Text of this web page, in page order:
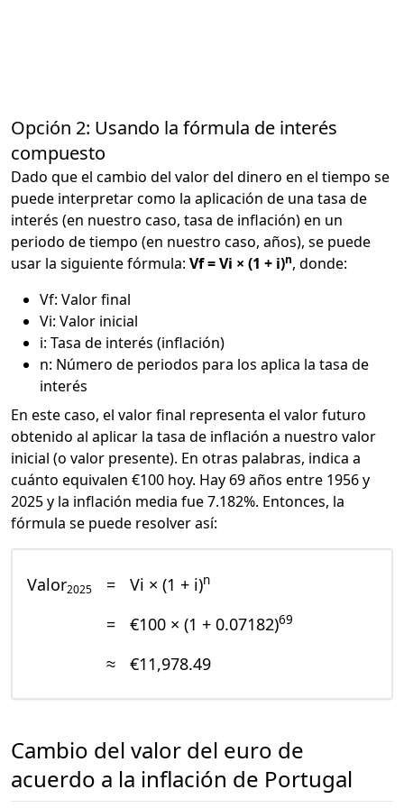
Opción 2: Usando la fórmula de interés
compuesto
Dado que el cambio del valor del dinero en el tiempo se
puede interpretar como la aplicación de una tasa de
interés (en nuestro caso, tasa de inflación) en un
periodo de tiempo (en nuestro caso, años), se puede
usar la siguiente fórmula: Vf = Vi × (1 + i)n, donde:
Vf: Valor final
Vi: Valor inicial
i: Tasa de interés (inflación)
n: Número de periodos para los aplica la tasa de
interés
En este caso, el valor final representa el valor futuro
obtenido al aplicar la tasa de inflación a nuestro valor
inicial (o valor presente). En otras palabras, indica a
cuánto equivalen €100 hoy. Hay 69 años entre 1956 y
2025 y la inflación media fue 7.182%. Entonces, la
fórmula se puede resolver así:
Valor2025 = Vi × (1 + i)n
= €100 × (1 + 0.07182)69
≈ €11,978.49
Cambio del valor del euro de
acuerdo a la inflación de Portugal